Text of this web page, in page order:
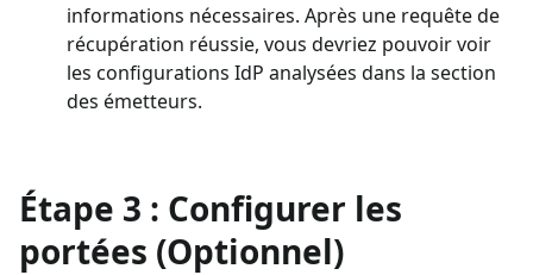
informations nécessaires. Après une requête de
récupération réussie, vous devriez pouvoir voir
les configurations IdP analysées dans la section
des émetteurs.
Étape 3 : Configurer les
portées (Optionnel)